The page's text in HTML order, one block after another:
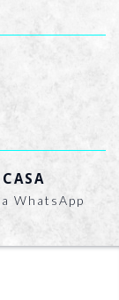
WhatsApp